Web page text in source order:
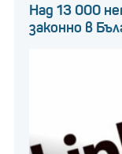
Над 13 000
законно в